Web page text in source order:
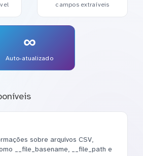
campos extraíveis
∞
Auto-atualizado
sobre arquivos CSV,
__file_basename, __file_path e